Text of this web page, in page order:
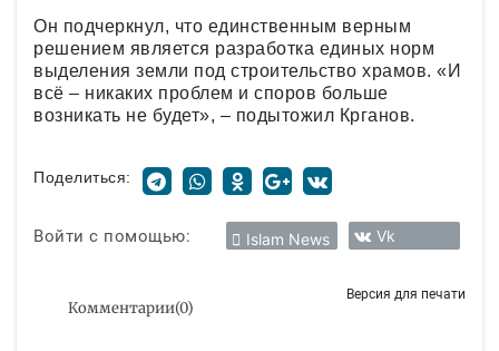
Он подчеркнул, что единственным верным
решением является разработка единых норм
выделения земли под строительство храмов. «И
всё – никаких проблем и споров больше
возникать не будет», – подытожил Крганов.
Поделиться:
Войти с помощью: Islam News Vk
Комментарии(0)
Версия для печати